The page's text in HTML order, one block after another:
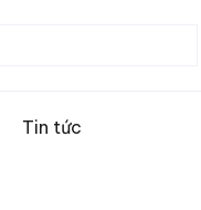
Tin tức